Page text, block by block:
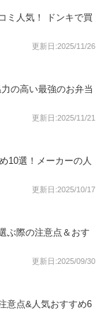
ミ人気！ ドンキで買
更新日:2025/11/26
の高い最強のお弁当
更新日:2025/11/21
10選！メーカーの人
更新日:2025/10/17
ぶ際の注意点＆おす
更新日:2025/09/30
意点&人気おすすめ6